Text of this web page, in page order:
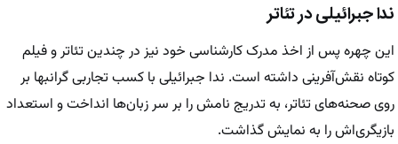
ندا جبرائیلی در تئاتر
این چهره پس از اخذ مدرک کارشناسی خود نیز در چندین تئاتر و فیلم
کوتاه نقش‌آفرینی داشته است. ندا جبرائیلی با کسب تجاربی گرانبها بر
روی صحنه‌های تئاتر، به تدریج نامش را بر سر زبان‌ها انداخت و استعداد
بازیگری‌اش را به نمایش گذاشت.